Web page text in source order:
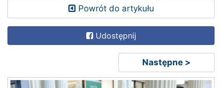
Powrót do artykułu
Udostępnij
Następne >